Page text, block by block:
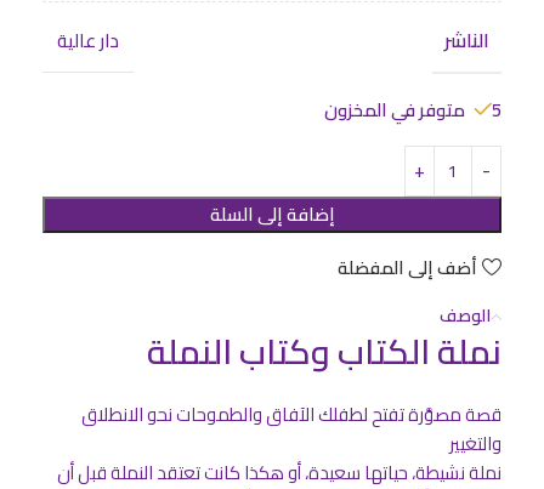
الناشر
دار عالية
5 متوفر في المخزون
إضافة إلى السلة
أضف إلى المفضلة
الوصف
نملة الكتاب وكتاب النملة
قصة مصوَّرة تفتح لطفلك الآفاق والطموحات نحو الانطلاق
والتغيير
نملة نشيطة، حياتها سعيدة، أو هكذا كانت تعتقد النملة قبل أن